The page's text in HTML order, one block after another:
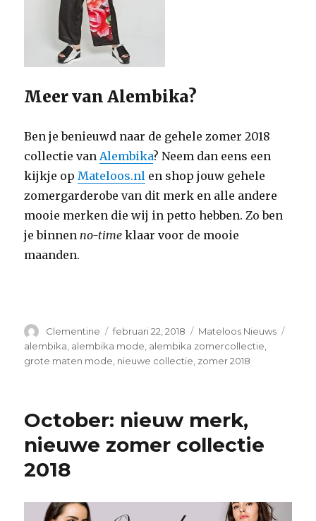
Meer van Alembika?
Ben je benieuwd naar de gehele zomer 2018
collectie van Alembika? Neem dan eens een
kijkje op Mateloos.nl en shop jouw gehele
zomergarderobe van dit merk en alle andere
mooie merken die wij in petto hebben. Zo ben
je binnen no-time klaar voor de mooie
maanden.
Auteur
Clementine
Geplaatst
op
februari 22, 2018 Categorieën
Mateloos Nieuws
alembika alembika mode alembika zomercollectie
grote maten mode nieuwe collectie zomer 2018
October: nieuw merk,
nieuwe zomer collectie
2018